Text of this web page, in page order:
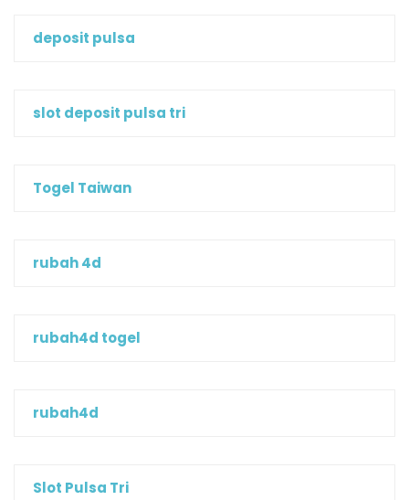
deposit pulsa
slot deposit pulsa tri
Togel Taiwan
rubah 4d
rubah4d togel
rubah4d
Slot Pulsa Tri